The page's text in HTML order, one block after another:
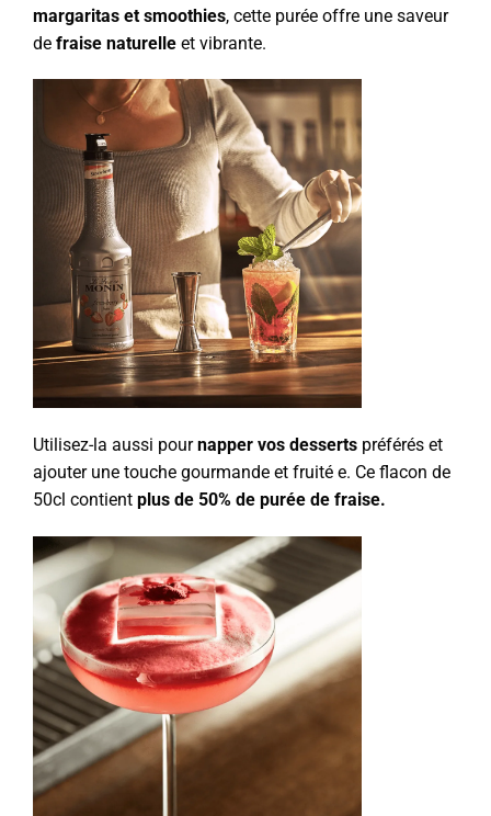
margaritas et smoothies, cette purée offre une saveur
de fraise naturelle et vibrante.
Utilisez-la aussi pournapper vos desserts préférés et
ajouter une touche gourmande et fruité e. Ce flacon de
50cl contient plus de 50% de purée de fraise.